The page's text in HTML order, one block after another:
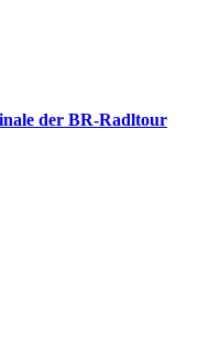
der BR-Radltour